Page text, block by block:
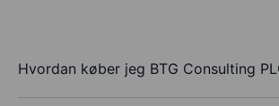
Hvordan køber jeg BTG Consulting